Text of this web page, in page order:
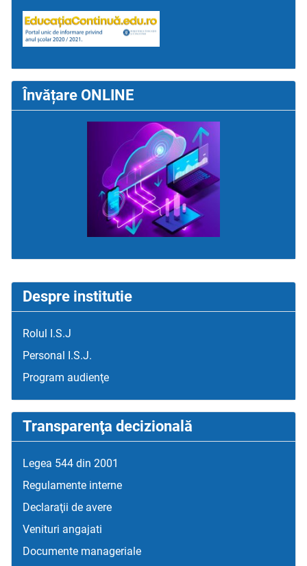
Despre institutie
Rolul I.S.J
Personal I.S.J.
Program audienţe
Transparenţa decizională
Legea 544 din 2001
Regulamente interne
Declaraţii de avere
Venituri angajati
Documente manageriale
Învățare ONLINE